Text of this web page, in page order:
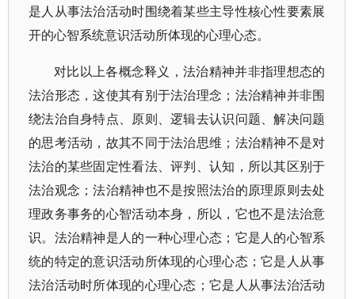
是人从事法治活动时围绕着某些主导性核心性要素展
开的心智系统意识活动所体现的心理心态。
对比以上各概念释义，法治精神并非指理想态的
法治形态，这使其有别于法治理念；法治精神并非围
绕法治自身特点、原则、逻辑去认识问题、解决问题
的思考活动，故其不同于法治思维；法治精神不是对
法治的某些固定性看法、评判、认知，所以其区别于
法治观念；法治精神也不是按照法治的原理原则去处
理政务事务的心智活动本身，所以，它也不是法治意
识。法治精神是人的一种心理心态；它是人的心智系
统的特定的意识活动所体现的心理心态；它是人从事
法治活动时所体现的心理心态；它是人从事法治活动